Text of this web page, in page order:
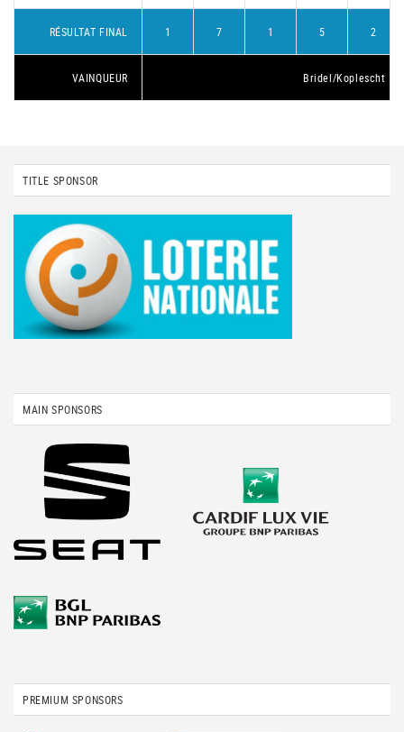
RÉSULTAT FINAL 1 7 1 5 2
VAINQUEUR Bridel/Koplescht 1
TITLE SPONSOR
MAIN SPONSORS
PREMIUM SPONSORS